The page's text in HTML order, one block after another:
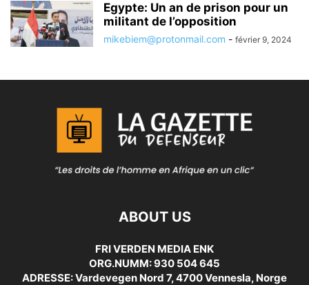
Egypte: Un an de prison pour un
militant de l’opposition
mikebiem@protonmail.com - février 9, 2024
ABOUT US
FRI VERDEN MEDIA ENK
ORG.NUMM: 930 504 645
ADRESSE: Vardevegen Nord 7, 4700 Vennesla, Norge